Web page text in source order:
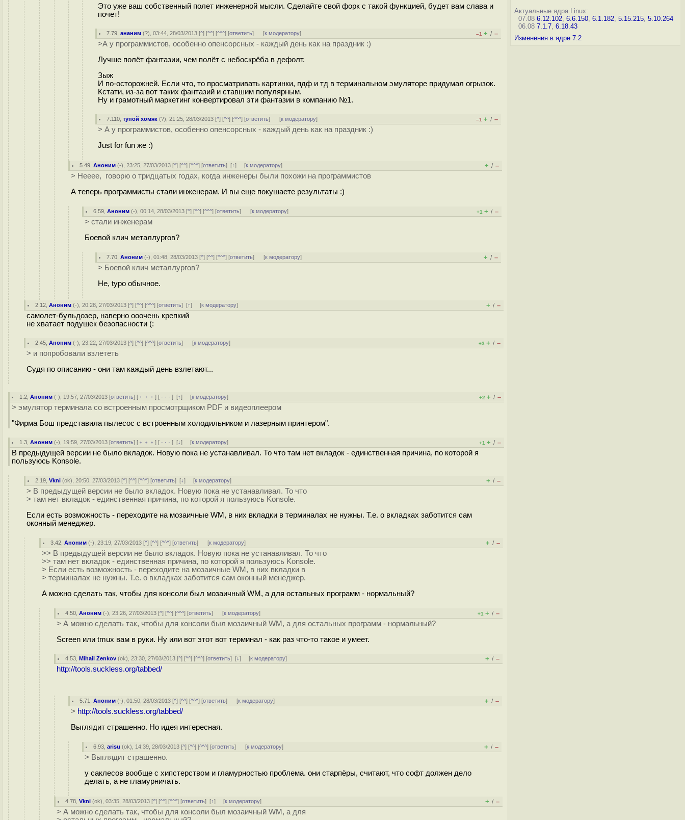
Это уже ваш собственный полет инженерной мысли. Сделайте свой форк с такой функцией, будет вам слава и
почет!
7.79 ,ананим (?), 03:44, 28/03/2013 [^] [^^] [^^^] [ответить] [к модератору] –1 + / –
>А у программистов, особенно опенсорсных - каждый день как на праздник :)
Лучше полёт фантазии, чем полёт с небоскрёба в дефолт.
Зыж
И по-осторожней. Если что, то просматривать картинки, пдф и тд в терминальном эмуляторе придумал огрызок.
Кстати, из-за вот таких фантазий и ставшим популярным.
Ну и грамотный маркетинг конвертировал эти фантазии в компанию №1.
7.110 ,тупой хомяк (?), 21:25, 28/03/2013 [^] [^^] [^^^] [ответить] [к модератору] –1 + / –
> А у программистов, особенно опенсорсных - каждый день как на праздник :)
Just for fun же :)
5.49 ,Аноним (-), 23:25, 27/03/2013 [^] [^^] [^^^] [ответить][↑] [к модератору] + / –
> Нееее, говорю о тридцатых годах, когда инженеры были похожи на программистов
А теперь программисты стали инженерам. И вы еще покушаете результаты :)
6.59 ,Аноним (-), 00:14, 28/03/2013 [^] [^^] [^^^] [ответить] [к модератору] +1 + / –
> стали инженерам
Боевой клич металлургов?
7.70 ,Аноним (-), 01:48, 28/03/2013 [^] [^^] [^^^] [ответить] [к модератору] + / –
> Боевой клич металлургов?
Не, typo обычное.
2.12 ,Аноним (-), 20:28, 27/03/2013 [^] [^^] [^^^] [ответить][↑] [к модератору] + / –
самолет-бульдозер, наверно ооочень крепкий
не хватает подушек безопасности (:
2.45 ,Аноним (-), 23:22, 27/03/2013 [^] [^^] [^^^] [ответить] [к модератору] +3 + / –
> и попробовали взлететь
Судя по описанию - они там каждый день взлетают...
1.2 ,Аноним (-), 19:57, 27/03/2013 [ответить] [ ﹢﹢﹢] [ · · ·][↑] [к модератору] +2 + / –
> эмулятор терминала со встроенным просмотрщиком PDF и видеоплеером
"Фирма Бош представила пылесос с встроенным холодильником и лазерным принтером".
1.3 ,Аноним (-), 19:59, 27/03/2013 [ответить] [ ﹢﹢﹢] [ · · ·][↓] [к модератору] +1 + / –
В предыдущей версии не было вкладок. Новую пока не устанавливал. То что там нет вкладок - единственная причина, по которой я
пользуюсь Konsole.
2.19 ,Vkni (ok), 20:50, 27/03/2013 [^] [^^] [^^^] [ответить][↓] [к модератору] + / –
> В предыдущей версии не было вкладок. Новую пока не устанавливал. То что
> там нет вкладок - единственная причина, по которой я пользуюсь Konsole.
Если есть возможность - переходите на мозаичные WM, в них вкладки в терминалах не нужны. Т.е. о вкладках заботится сам
оконный менеджер.
3.42 ,Аноним (-), 23:19, 27/03/2013 [^] [^^] [^^^] [ответить] [к модератору] + / –
>> В предыдущей версии не было вкладок. Новую пока не устанавливал. То что
>> там нет вкладок - единственная причина, по которой я пользуюсь Konsole.
> Если есть возможность - переходите на мозаичные WM, в них вкладки в
> терминалах не нужны. Т.е. о вкладках заботится сам оконный менеджер.
А можно сделать так, чтобы для консоли был мозаичный WM, а для остальных программ - нормальный?
4.50 ,Аноним (-), 23:26, 27/03/2013 [^] [^^] [^^^] [ответить] [к модератору] +1 + / –
> А можно сделать так, чтобы для консоли был мозаичный WM, а для остальных программ - нормальный?
Screen или tmux вам в руки. Ну или вот этот вот терминал - как раз что-то такое и умеет.
4.53 ,Mihail Zenkov (ok), 23:30, 27/03/2013 [^] [^^] [^^^] [ответить][↓] [к модератору] + / –
http://tools.suckless.org/tabbed/
5.71 ,Аноним (-), 01:50, 28/03/2013 [^] [^^] [^^^] [ответить] [к модератору] + / –
> http://tools.suckless.org/tabbed/
Выглядит страшенно. Но идея интересная.
6.93 ,arisu (ok), 14:39, 28/03/2013 [^] [^^] [^^^] [ответить] [к модератору] + / –
> Выглядит страшенно.
у саклесов вообще с хипстерством и гламурностью проблема. они старпёры, считают, что софт должен дело
делать, а не гламурничать.
4.78 ,Vkni (ok), 03:35, 28/03/2013 [^] [^^] [^^^] [ответить][↑] [к модератору] + / –
> А можно сделать так, чтобы для консоли был мозаичный WM, а для
Актуальные ядра Linux:
07.08 6.12.102, 6.6.150, 6.1.182, 5.15.215, 5.10.264
06.08 7.1.7, 6.18.43
Изменения в ядре 7.2